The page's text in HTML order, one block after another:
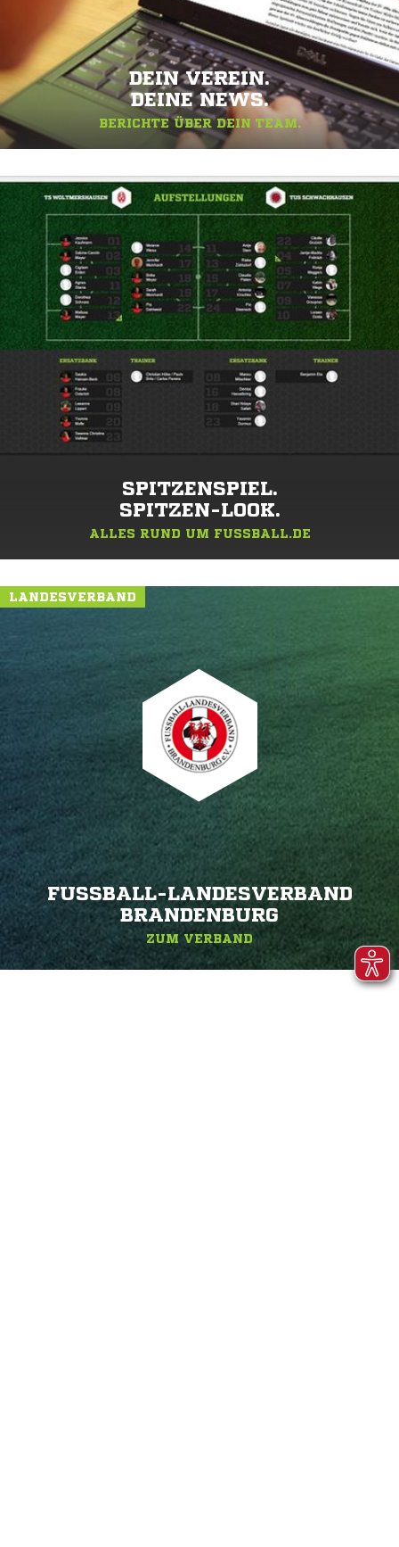
DEIN VEREIN.
DEINE NEWS.
BERICHTE ÜBER DEIN TEAM.
SPITZENSPIEL.
SPITZEN-LOOK.
ALLES RUND UM FUSSBALL.DE
LANDESVERBAND
FUSSBALL-LANDESVERBAND B
RANDENBURG
ZUM VERBAND